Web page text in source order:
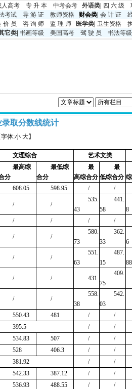
人高考 专 升 本 中考会考 外语类 四 六 级
考试 导 游 证 教师资格 财会类| 会 计 证
价 员 咨 询 师 监 理 师 医学类 卫生资格
它类 书画等级 美国高考 驾 驶 员 书法等级
录取分数线统计
体:小 大】
文理综合 艺术文类
最高综
分
最低综
合分
最
高综合分
最
低综合分 综
608.05 598.95 / /
/ /
535.
43
441.
58
8
/ / / /
/ /
580.
73
362.
33
6
/ /
551.
63
487.
15
88
/ / 431
409.
75
/ /
558.
38
542.
03
550.43 481 / /
395.5 / /
534.83 507 / /
528 406.3 / /
381.92 / /
542.33 387.12 / /
536.93 488.55 / /